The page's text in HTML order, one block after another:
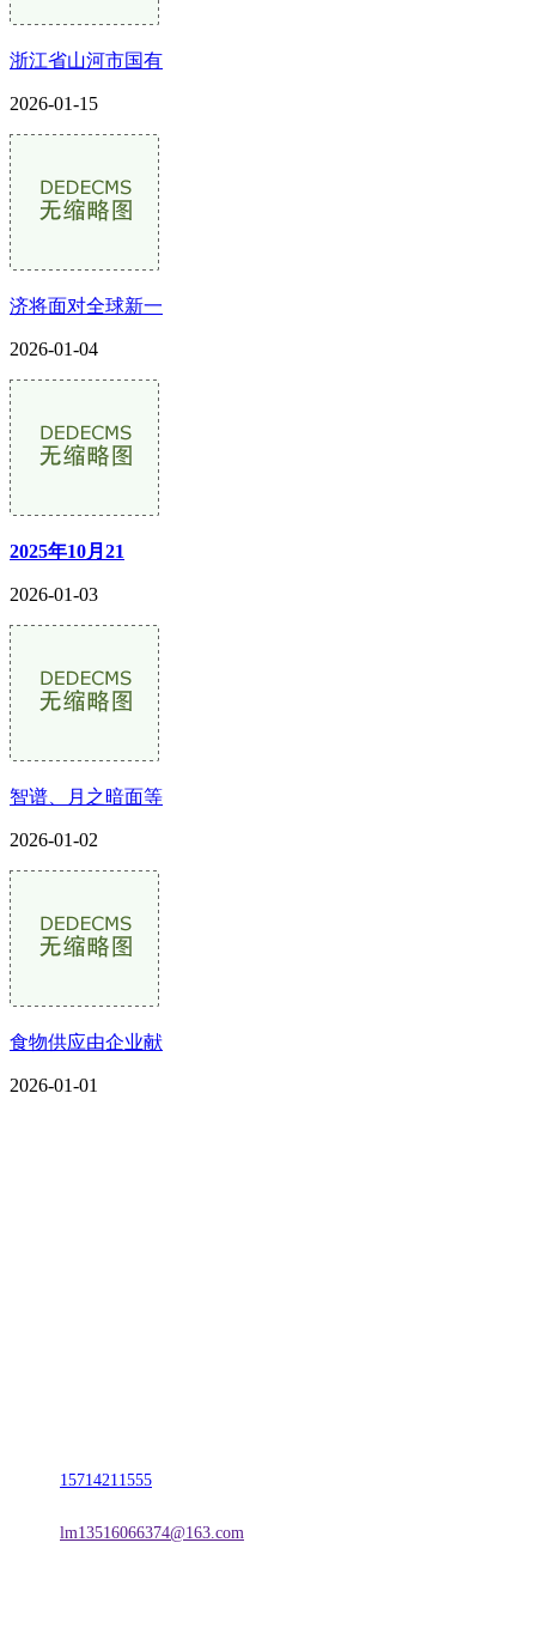
浙江省山河市国有
2026-01-15
济将面对全球新一
2026-01-04
2025年10月21
2026-01-03
智谱、月之暗面等
2026-01-02
食物供应由企业献
2026-01-01
15714211555
lm13516066374@163.com